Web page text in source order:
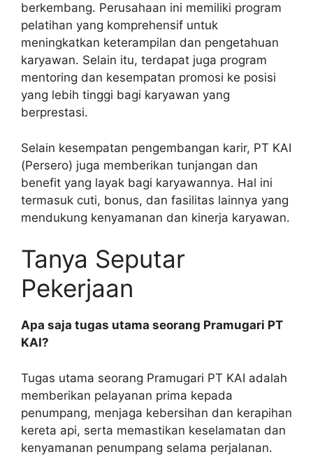
berkembang. Perusahaan ini memiliki program
pelatihan yang komprehensif untuk
meningkatkan keterampilan dan pengetahuan
karyawan. Selain itu, terdapat juga program
mentoring dan kesempatan promosi ke posisi
yang lebih tinggi bagi karyawan yang
berprestasi.
Selain kesempatan pengembangan karir, PT KAI
(Persero) juga memberikan tunjangan dan
benefit yang layak bagi karyawannya. Hal ini
termasuk cuti, bonus, dan fasilitas lainnya yang
mendukung kenyamanan dan kinerja karyawan.
Tanya Seputar
Pekerjaan
Apa saja tugas utama seorang Pramugari PT
KAI?
Tugas utama seorang Pramugari PT KAI adalah
memberikan pelayanan prima kepada
penumpang, menjaga kebersihan dan kerapihan
kereta api, serta memastikan keselamatan dan
kenyamanan penumpang selama perjalanan.